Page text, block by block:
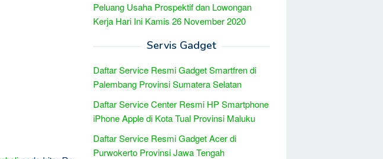
Peluang Usaha Prospektif dan Lowongan
Kerja Hari Ini Kamis 26 November 2020
Servis Gadget
Daftar Service Resmi Gadget Smartfren di
Palembang Provinsi Sumatera Selatan
Daftar Service Center Resmi HP Smartphone
iPhone Apple di Kota Tual Provinsi Maluku
Daftar Service Resmi Gadget Acer di
Purwokerto Provinsi Jawa Tengah